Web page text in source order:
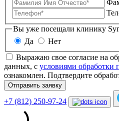
Вы уже
Да
Нет
Выражаю свое согласие на
данных, с условиями обработки
ознакомлен. Подтвердите
Отправить заявку
+7 (812) 250-97-24